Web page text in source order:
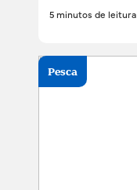
5 minutos de leitura
Pesca